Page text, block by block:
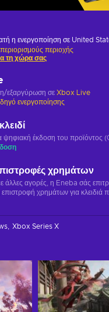
η ενεργοποίηση σε United
περιορισμούς περιοχής
τη χώρα σας
εξαργύρωση σε Xbox Live
ενεργοποίησης
ψηφιακή έκδοση του προϊόντος
χρημάτων
άλλες αγορές, η Eneba σάς
χρημάτων για κλειδιά
Xbox Series X